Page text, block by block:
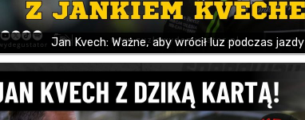
Jan Kvech: Ważne, aby wrócił luz podczas jazdy